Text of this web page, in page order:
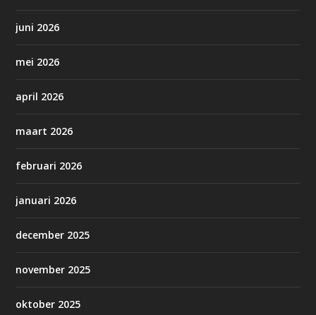
juni 2026
mei 2026
april 2026
maart 2026
februari 2026
januari 2026
december 2025
november 2025
oktober 2025